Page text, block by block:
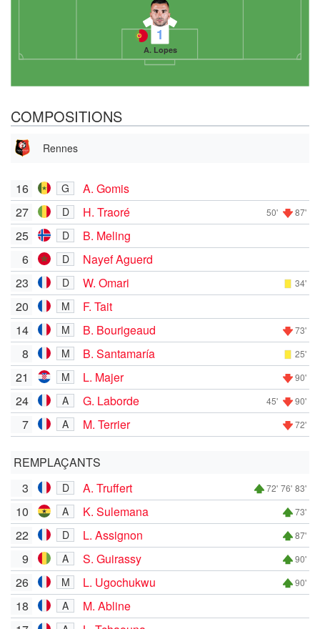
1
A. Lopes
COMPOSITIONS
Rennes
16 G
A. Gomis
27
D H. Traoré 50' 87'
25 D
B. Meling
6
D
Nayef Aguerd
23
D W. Omari 34'
20 M
F. Tait
14
M B. Bourigeaud 73'
8 M B. Santamaría 25'
21 M L. Majer 90'
24 A G. Laborde 45' 90'
7 A M. Terrier 72'
REMPLAÇANTS
3
D A. Truffert 72' 76' 83'
10 A K. Sulemana 73'
22 D L. Assignon 87'
9 A S. Guirassy 90'
26 M L. Ugochukwu 90'
18 A
M. Abline